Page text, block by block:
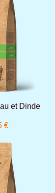
et Dinde
€